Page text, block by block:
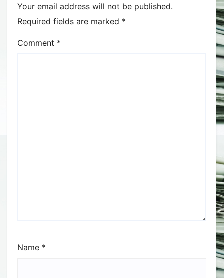
Your email address will not be published.
Required fields are marked *
Comment *
Name *